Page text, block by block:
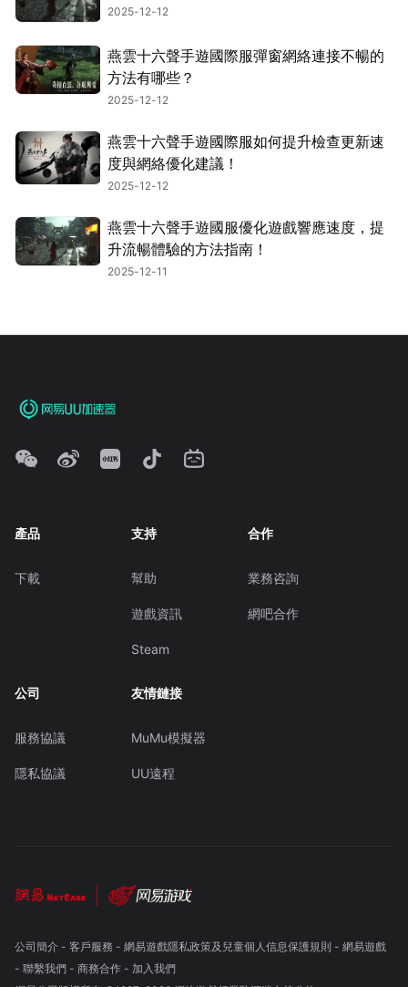
2025-12-12
燕雲十六聲手遊國際服彈窗網絡連接不暢的
方法有哪些？
2025-12-12
燕雲十六聲手遊國際服如何提升檢查更新速
度與網絡優化建議！
2025-12-12
燕雲十六聲手遊國服優化遊戲響應速度，提
升流暢體驗的方法指南！
2025-12-11
產品
下載
支持
幫助
遊戲資訊
Steam
合作
業務咨詢
網吧合作
公司
服務協議
隱私協議
友情鏈接
MuMu模擬器
UU遠程
公司簡介- 客戶服務 - 網易遊戲隱私政策及兒童個人信息保護規則 - 網易遊戲
- 聯繫我們- 商務合作- 加入我們